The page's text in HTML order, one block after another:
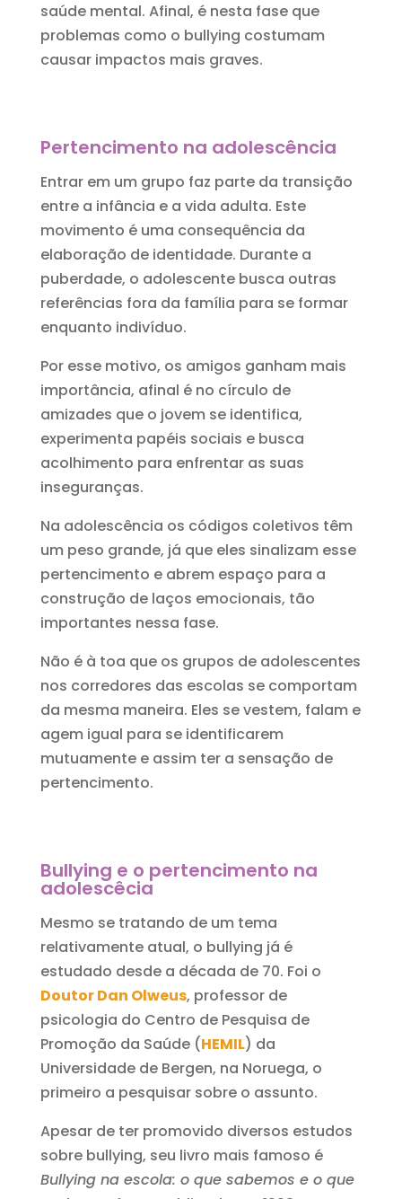
saúde mental. Afinal, é nesta fase que
problemas como o bullying costumam
causar impactos mais graves.
Pertencimento na adolescência
Entrar em um grupo faz parte da transição
entre a infância e a vida adulta. Este
movimento é uma consequência da
elaboração de identidade. Durante a
puberdade, o adolescente busca outras
referências fora da família para se formar
enquanto indivíduo.
Por esse motivo, os amigos ganham mais
importância, afinal é no círculo de
amizades que o jovem se identifica,
experimenta papéis sociais e busca
acolhimento para enfrentar as suas
inseguranças.
Na adolescência os códigos coletivos têm
um peso grande, já que eles sinalizam esse
pertencimento e abrem espaço para a
construção de laços emocionais, tão
importantes nessa fase.
Não é à toa que os grupos de adolescentes
nos corredores das escolas se comportam
da mesma maneira. Eles se vestem, falam e
agem igual para se identificarem
mutuamente e assim ter a sensação de
pertencimento.
Bullying e o pertencimento na
adolescêcia
Mesmo se tratando de um tema
relativamente atual, o bullying já é
estudado desde a década de 70. Foi o
Doutor Dan Olweus, professor de
psicologia do Centro de Pesquisa de
Promoção da Saúde (HEMIL) da
Universidade de Bergen, na Noruega, o
primeiro a pesquisar sobre o assunto.
Apesar de ter promovido diversos estudos
sobre bullying, seu livro mais famoso é
Bullying na escola: o que sabemos e o que